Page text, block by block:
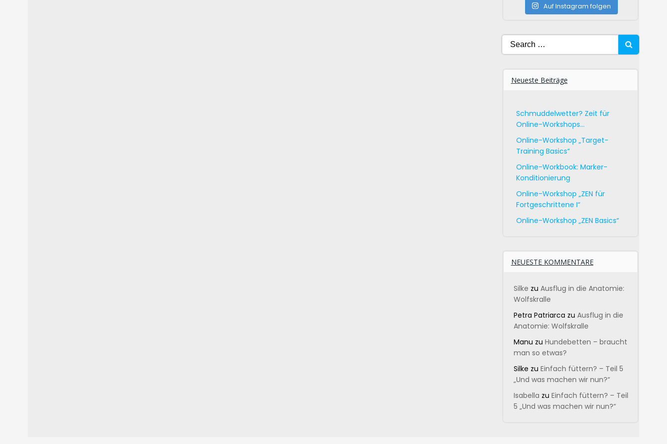
Auf Instagram folgen
Search
for:
Neueste Beiträge
Schmuddelwetter? Zeit für
Online-Workshops…
Online-Workshop „Target-
Training Basics“
Online-Workbook: Marker-
Konditionierung
Online-Workshop „ZEN für
Fortgeschrittene I“
Online-Workshop „ZEN Basics“
NEUESTE KOMMENTARE
Silke zu Ausflug in die Anatomie:
Wolfskralle
Petra Patriarca zu Ausflug in die
Anatomie: Wolfskralle
Manu zu Hundebetten – braucht
man so etwas?
Silke zu Einfach füttern? – Teil 5
„Und was machen wir nun?“
Isabella zu Einfach füttern? – Teil
5 „Und was machen wir nun?“